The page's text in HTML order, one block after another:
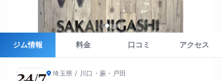
ジム情報 料金 口コミ アクセス
埼玉県 / 川口・蕨・戸田